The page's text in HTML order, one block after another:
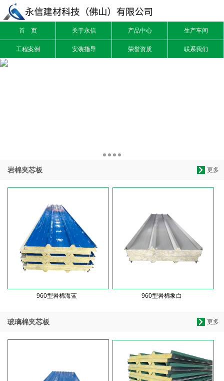
首 页 关于永信 产品中心 生产车间
工程案例 安装指导 荣誉资质 联系我们
更多
岩棉夹芯板
960型岩棉海蓝 960型岩棉象白
更多
玻璃棉夹芯板
信息搜索
搜索